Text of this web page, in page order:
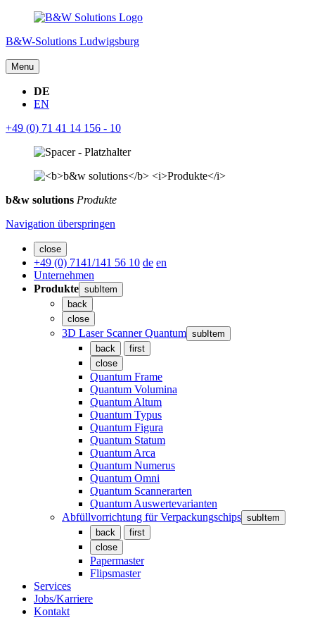
B&W-Solutions Ludwigsburg
Menu
DE
EN
+49 (0) 71 41 14 156 - 10
b&w solutions Produkte
Navigation überspringen
close
+49 (0) 7141/141 56 10 de en
Unternehmen
Produkte subItem
back
close
3D Laser Scanner Quantum subItem
back
first
close
Quantum Frame
Quantum Volumina
Quantum Altum
Quantum Typus
Quantum Figura
Quantum Statum
Quantum Arca
Quantum Numerus
Quantum Omni
Quantum Scannerarten
Quantum Auswertevarianten
Abfüllvorrichtung für Verpackungschips subItem
back
first
close
Papermaster
Flipsmaster
Services
Jobs/Karriere
Kontakt